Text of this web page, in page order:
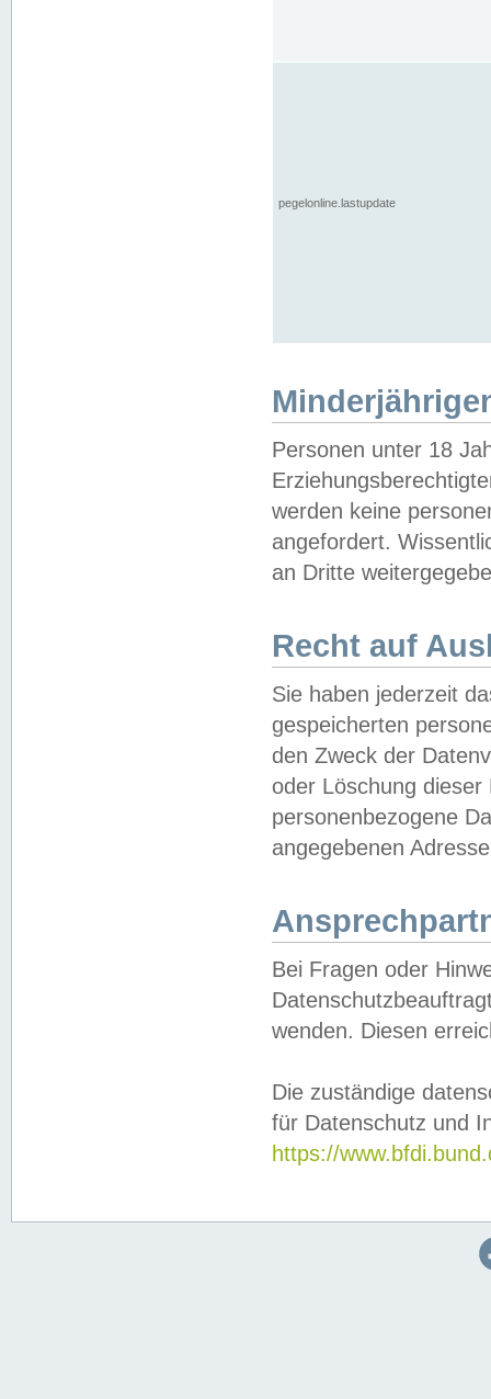
pegelonline.lastupdate
Personen unter 18
werden keine
angefordert.
an Dritte
Recht auf
Sie haben jederzeit
gespeicherten
den Zweck der
oder Löschung
personenbezogene
angegebenen
Bei Fragen oder
wenden. Diesen
Die zuständige
für Datenschutz und
https://